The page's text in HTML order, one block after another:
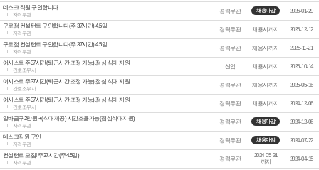
데스크 직원 구인합니다
자격무관
경력무관 채용마감 2026-01-29
구로점 컨설턴트 구인합니다(주 37시간) 4.5일
자격무관
경력무관 채용시까지 2025-12-12
구로점 컨설턴트 구인합니다(주 37시간) 4.5일
자격무관
경력무관 채용시까지 2025-11-21
어시스트 주37시간(퇴근시간 조정 가능),점심 식대 지원
간호조무사
신입 채용시까지 2025-10-14
어시스트 주37시간(퇴근시간 조정 가능),점심 식대 지원
간호조무사
경력무관 채용시까지 2025-05-16
어시스트 주37시간(퇴근시간 조정 가능),점심 식대 지원
간호조무사
경력무관 채용시까지 2024-12-06
알바급구2만원 +(식대제공) 시간조율가능(점심식대지원)
자격무관
경력무관 채용마감 2024-12-06
데스크직원 구인
자격무관
경력무관 채용마감 2024-07-22
컨설턴트 모집! 주37시간(주4.5일)
자격무관
경력무관
2024-05-31
까지
2024-04-15